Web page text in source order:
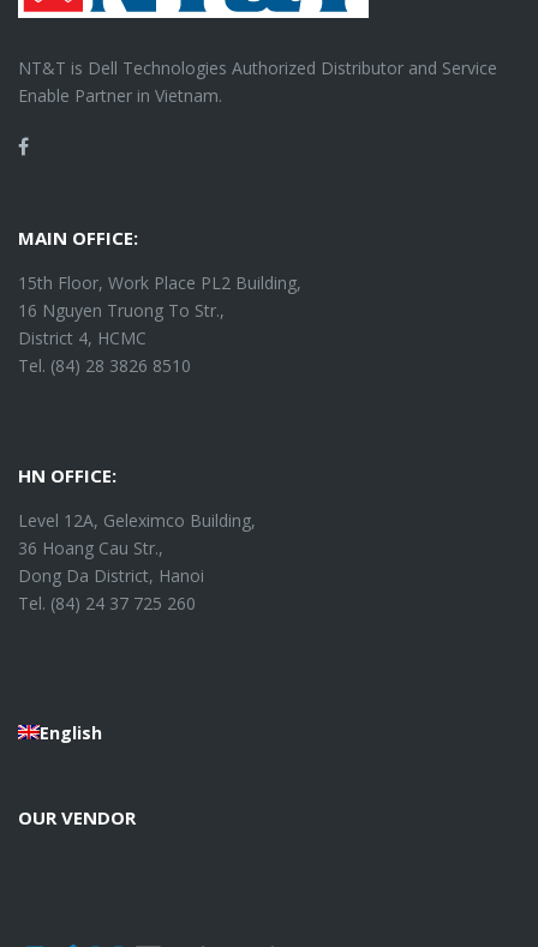
NT&T is Dell Technologies Authorized Distributor and Service
Enable Partner in Vietnam.
MAIN OFFICE:
15th Floor, Work Place PL2 Building,
16 Nguyen Truong To Str.,
District 4, HCMC
Tel. (84) 28 3826 8510
HN OFFICE:
Level 12A, Geleximco Building,
36 Hoang Cau Str.,
Dong Da District, Hanoi
Tel. (84) 24 37 725 260
English
OUR VENDOR